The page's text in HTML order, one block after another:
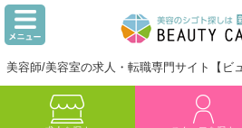
美容師/美容室の求人・転職専門サイト【ビ